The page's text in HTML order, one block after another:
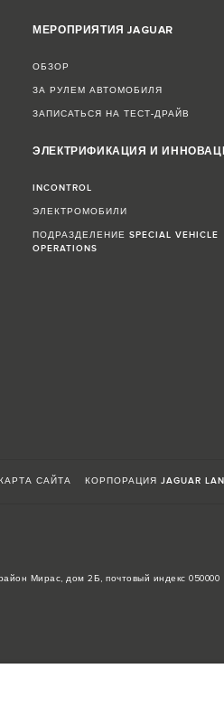
МЕРОПРИЯТИЯ JAGUAR
ОБЗОР
ЗА РУЛЕМ АВТОМОБИЛЯ
ЗАПИСАТЬСЯ НА ТЕСТ-ДРАЙВ
ЭЛЕКТРИФИКАЦИЯ И
INCONTROL
ЭЛЕКТРОМОБИЛИ
ПОДРАЗДЕЛЕНИЕ SPECIAL VEHICLE
OPERATIONS
КАРТА САЙТА КОРПОРАЦИЯ JAGUAR
Мирас, дом 2Б, почтовый индекс 050000